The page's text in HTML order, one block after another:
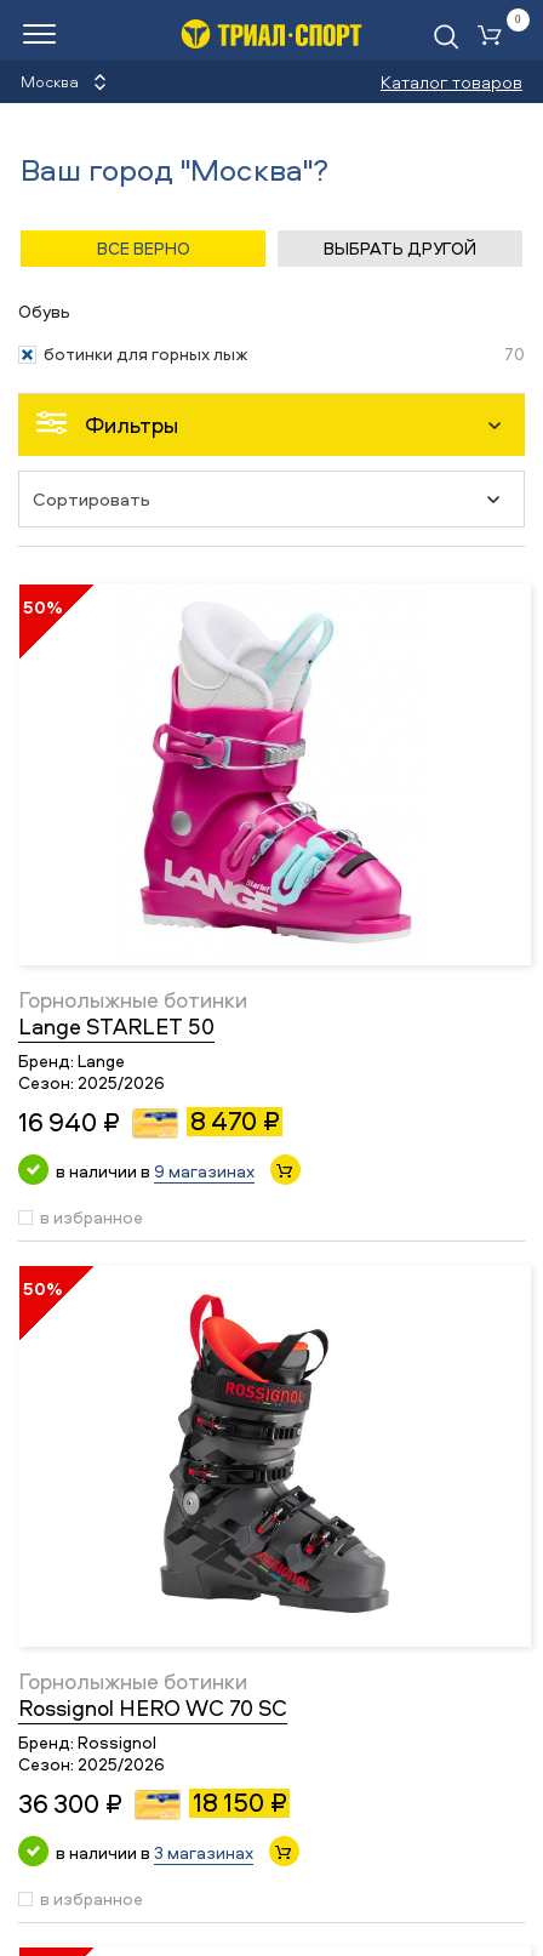
Москва Каталог товаров
0
ботинки
Назад/Главная/Каталог/Лыжи горные/Обувь
Обувь
ботинки для горных лыж
70
Фильтры
50%
Горнолыжные ботинки
Lange STARLET 50
Бренд: Lange
Сезон: 2025/2026
16 940 ₽ 8 470 ₽
в наличии в 9 магазинах
в избранное
50%
Горнолыжные ботинки
Rossignol HERO WC 70 SC
Бренд: Rossignol
Сезон: 2025/2026
36 300 ₽ 18 150 ₽
в наличии в 3 магазинах
в избранное
Ваш город "Москва"?
ВСЕ ВЕРНО ВЫБРАТЬ ДРУГОЙ